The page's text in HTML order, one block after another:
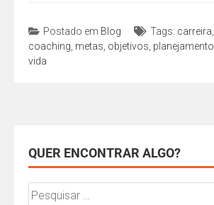
Postado em Blog Tags: carreira
coaching metas objetivos planejamento
vida
QUER ENCONTRAR ALGO?